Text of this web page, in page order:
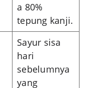
a 80%
tepung kanji.
Sayur sisa
hari
sebelumnya
yang